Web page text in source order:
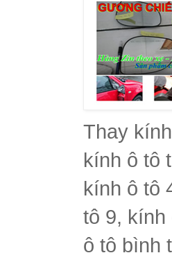
Thay
kính ô tô
kính ô tô
tô 9, kính
ô tô bình